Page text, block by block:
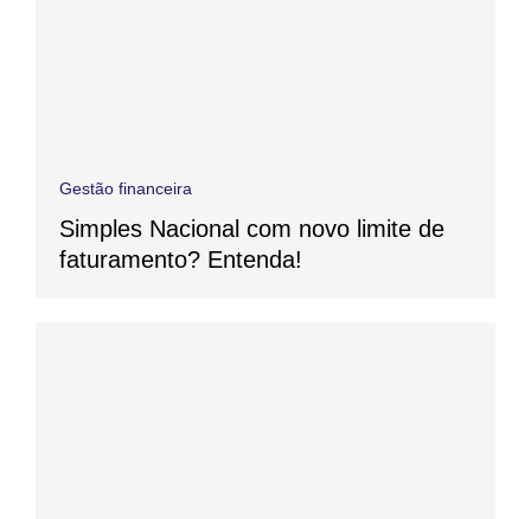
Gestão financeira
Simples Nacional com novo limite de
faturamento? Entenda!